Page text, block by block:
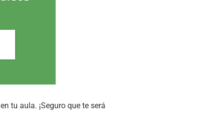
en tu aula. ¡Seguro que te será